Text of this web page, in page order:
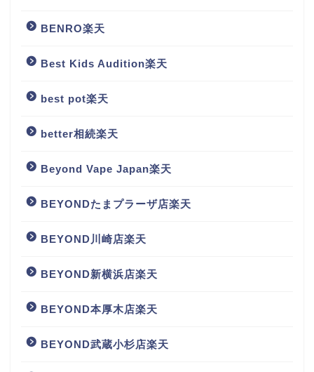
BENRO楽天
Best Kids Audition楽天
best pot楽天
better相続楽天
Beyond Vape Japan楽天
BEYONDたまプラーザ店楽天
BEYOND川崎店楽天
BEYOND新横浜店楽天
BEYOND本厚木店楽天
BEYOND武蔵小杉店楽天